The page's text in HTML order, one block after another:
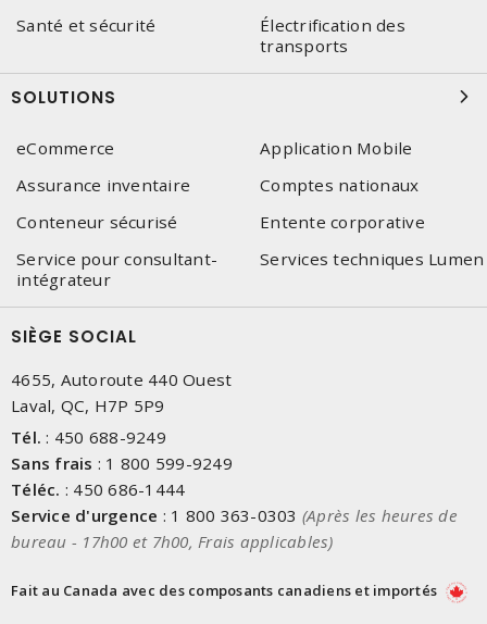
Santé et sécurité
Électrification des
transports
SOLUTIONS
eCommerce
Application Mobile
Assurance inventaire
Comptes nationaux
Conteneur sécurisé
Entente corporative
Service pour consultant-
intégrateur
Services techniques Lumen
SIÈGE SOCIAL
4655, Autoroute 440 Ouest
Laval, QC, H7P 5P9
Tél. : 450 688-9249
Sans frais : 1 800 599-9249
Téléc. : 450 686-1444
Service d'urgence : 1 800 363-0303 (Après les heures de
bureau - 17h00 et 7h00, Frais applicables)
Fait au Canada avec des composants canadiens et importés